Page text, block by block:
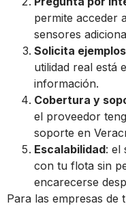
permite acceder
sensores
Solicita
utilidad real está
información.
Cobertura y
el proveedor
soporte en
Escalabilidad: el
con tu flota sin
encarecerse
Para las empresas de